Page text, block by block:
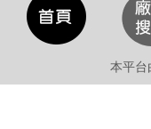
本平台